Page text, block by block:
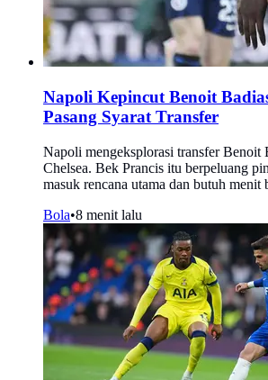
Napoli Kepincut Benoit
Pasang Syarat Transfer
Napoli mengeksplorasi transfer Benoit
Chelsea. Bek Prancis itu berpeluang
masuk rencana utama dan butuh menit
Bola•8 menit lalu